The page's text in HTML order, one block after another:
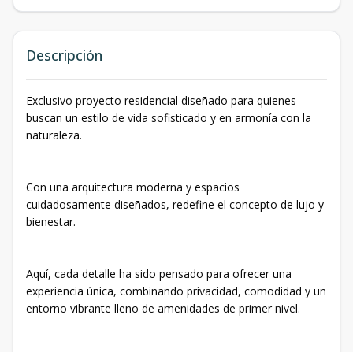
Descripción
Exclusivo proyecto residencial diseñado para quienes
buscan un estilo de vida sofisticado y en armonía con la
naturaleza.
Con una arquitectura moderna y espacios
cuidadosamente diseñados, redefine el concepto de lujo y
bienestar.
Aquí, cada detalle ha sido pensado para ofrecer una
experiencia única, combinando privacidad, comodidad y un
entorno vibrante lleno de amenidades de primer nivel.